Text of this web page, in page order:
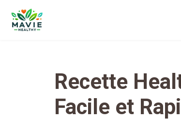
Recette
Facile et